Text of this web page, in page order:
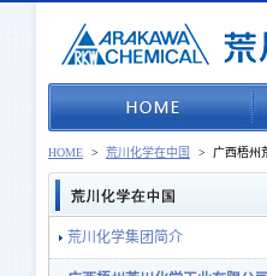
HOME > 荒川化学在中国 > 广西梧州
荒川化学集团简介